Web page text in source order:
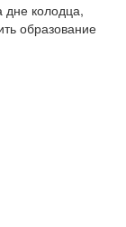
колодца,
образование